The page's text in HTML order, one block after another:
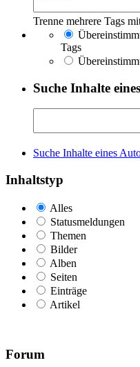
Trenne mehrere Tags
Tags
Suche Inhalte
Suche Inhalte eines
Inhaltstyp
Alles
Statusmeldungen
Themen
Bilder
Alben
Seiten
Einträge
Artikel
Forum